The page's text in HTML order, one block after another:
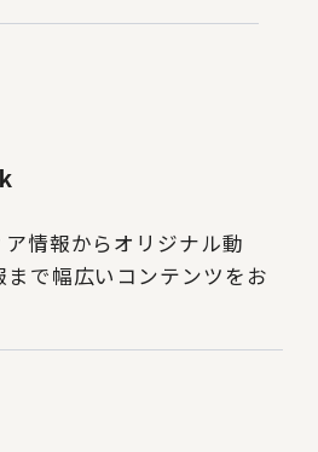
情報からオリジナル動
で幅広いコンテンツをお